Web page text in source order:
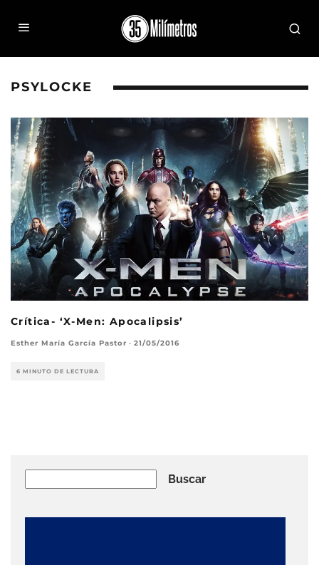
PSYLOCKE
Crítica- ‘X-Men: Apocalipsis’
Esther María García Pastor · 21/05/2016
6 MINUTO DE LECTURA
Buscar